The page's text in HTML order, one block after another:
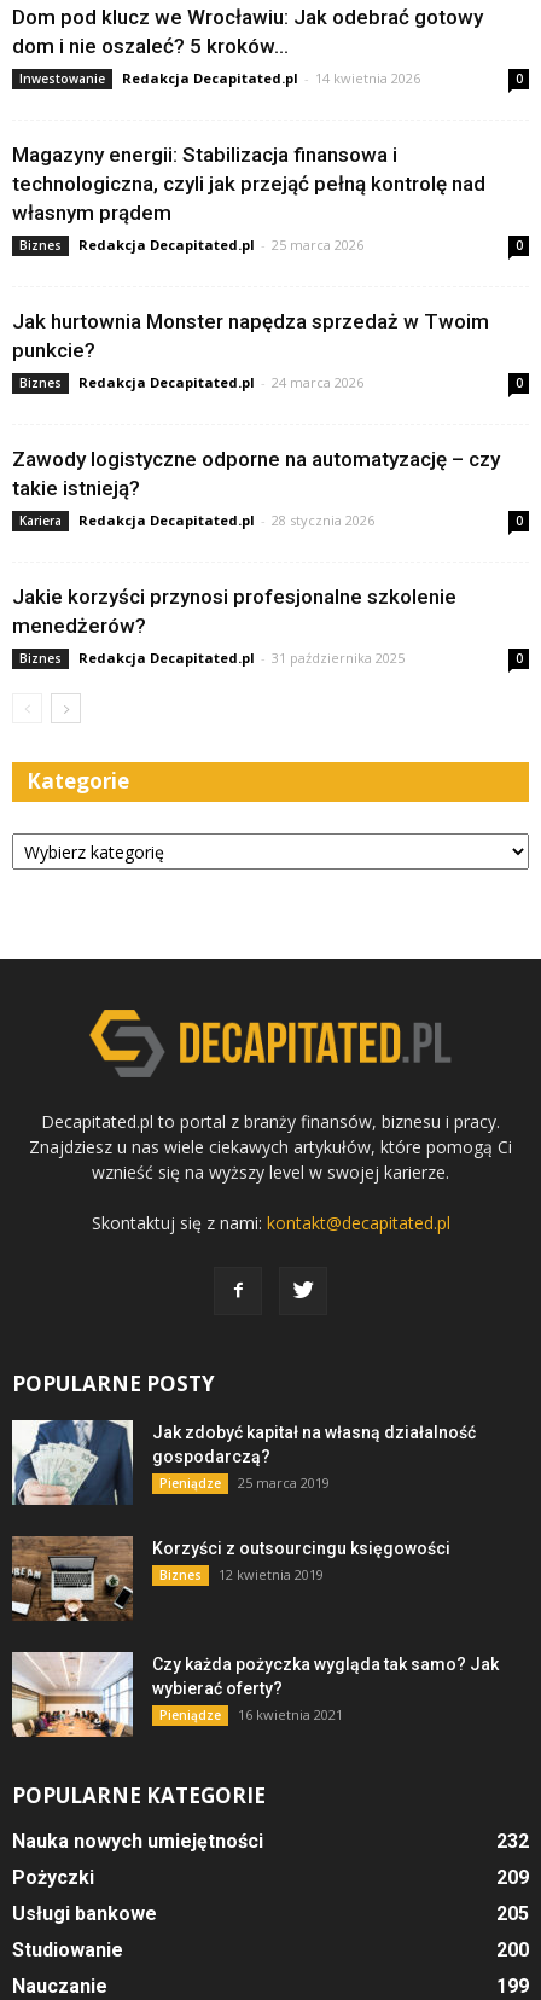
Dom pod klucz we Wrocławiu: Jak odebrać gotowy
dom i nie oszaleć? 5 kroków...
Inwestowanie Redakcja Decapitated.pl - 14 kwietnia 2026 0
Magazyny energii: Stabilizacja finansowa i
technologiczna, czyli jak przejąć pełną kontrolę nad
własnym prądem
Biznes Redakcja Decapitated.pl - 25 marca 2026 0
Jak hurtownia Monster napędza sprzedaż w Twoim
punkcie?
Biznes Redakcja Decapitated.pl - 24 marca 2026 0
Zawody logistyczne odporne na automatyzację – czy
takie istnieją?
Kariera Redakcja Decapitated.pl - 28 stycznia 2026 0
Jakie korzyści przynosi profesjonalne szkolenie
menedżerów?
Biznes Redakcja Decapitated.pl - 31 października 2025 0
Kategorie
Kategorie
Decapitated.pl to portal z branży finansów, biznesu i pracy.
Znajdziesz u nas wiele ciekawych artykułów, które pomogą Ci
wznieść się na wyższy level w swojej karierze.
Skontaktuj się z nami: kontakt@decapitated.pl
POPULARNE POSTY
Jak zdobyć kapitał na własną działalność
gospodarczą?
Pieniądze 25 marca 2019
Korzyści z outsourcingu księgowości
Biznes 12 kwietnia 2019
Czy każda pożyczka wygląda tak samo? Jak
wybierać oferty?
Pieniądze 16 kwietnia 2021
POPULARNE KATEGORIE
Nauka nowych umiejętności
232
Pożyczki
209
Usługi bankowe
205
Studiowanie
200
Nauczanie
199